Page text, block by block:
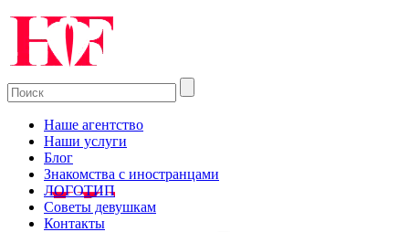
Наше агентство
Наши услуги
Блог
Знакомства с иностранцами
ЛОГОТИП
Советы девушкам
Контакты